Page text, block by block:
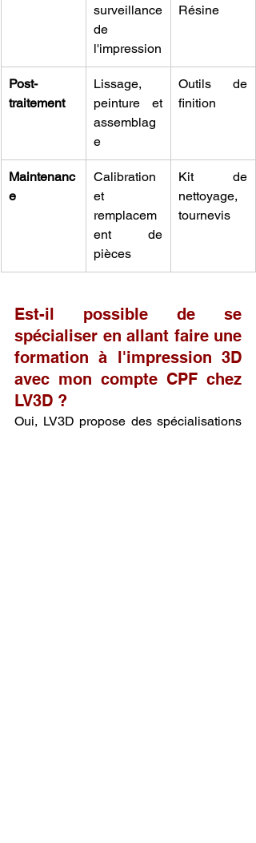
surveillance
de
l'impression
Résine
Post-
traitement
Lissage,
peinture et
assemblag
e
Outils de
finition
Maintenanc
e
Calibration
et
remplacem
ent de
pièces
Kit de
nettoyage,
tournevis
Est-il possible de se
spécialiser en allant faire une
formation à l'impression 3D
avec mon compte CPF chez
LV3D ?
Oui, LV3D propose des spécialisations